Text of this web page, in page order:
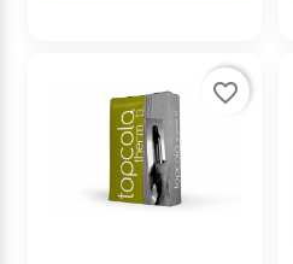
favorite_border